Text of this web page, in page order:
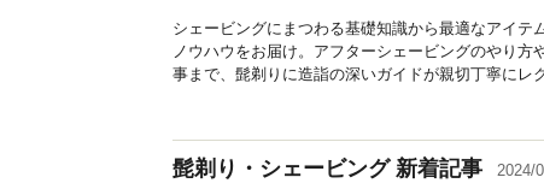
シェービングにまつわる基礎知識から最適なアイテ
ノウハウをお届け。アフターシェービングのやり方
事まで、髭剃りに造詣の深いガイドが親切丁寧にレ
髭剃り・シェービング 新着記事 2024/